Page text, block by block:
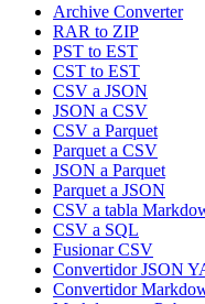
Archive Converter
RAR to ZIP
PST to EST
CST to EST
CSV a JSON
JSON a CSV
CSV a Parquet
Parquet a CSV
JSON a Parquet
Parquet a JSON
CSV a tabla
CSV a SQL
Fusionar CSV
Convertidor JSON
Convertidor